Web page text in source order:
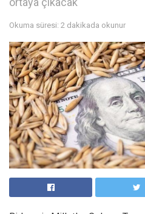
Okuma süresi: 2 dakikada okunur